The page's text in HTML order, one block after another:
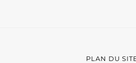
PLAN DU